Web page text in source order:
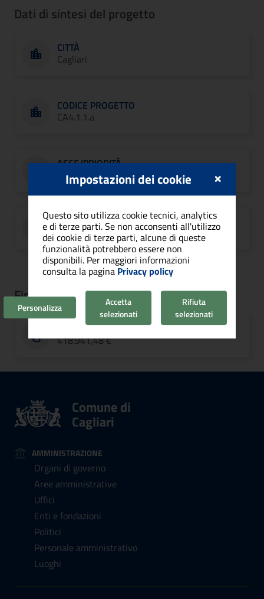
Dati di sintesi del progetto
CITTÀ
Cagliari
CODICE PROGETTO
CA4.1.1.a
ASSE/PRIORITÀ
Asse 4
RUP
Daniele Olla
Finanziamento
IMPORTO
418.941,48 €
Comune di
Cagliari
AMMINISTRAZIONE
Organi di governo
Aree amministrative
Uffici
Enti e fondazioni
Politici
Personale amministrativo
Luoghi
×
Impostazioni dei cookie
Questo sito utilizza cookie tecnici, analytics
e di terze parti. Se non acconsenti all'utilizzo
dei cookie di terze parti, alcune di queste
funzionalità potrebbero essere non
disponibili. Per maggiori informazioni
consulta la pagina Privacy policy
Personalizza
Accetta
selezionati
Rifiuta
selezionati